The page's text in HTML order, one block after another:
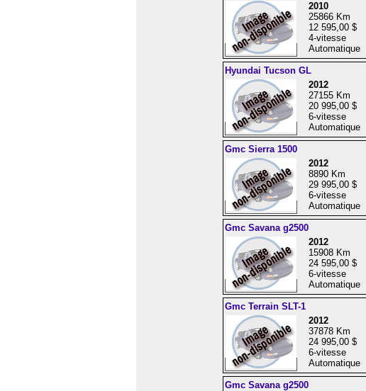
2010
25866 Km
12 595,00 $
4-vitesse
Automatique
Hyundai Tucson GL
2012
27155 Km
20 995,00 $
6-vitesse
Automatique
Gmc Sierra 1500
2012
8890 Km
29 995,00 $
6-vitesse
Automatique
Gmc Savana g2500
2012
15908 Km
24 595,00 $
6-vitesse
Automatique
Gmc Terrain SLT-1
2012
37878 Km
24 995,00 $
6-vitesse
Automatique
Gmc Savana g2500